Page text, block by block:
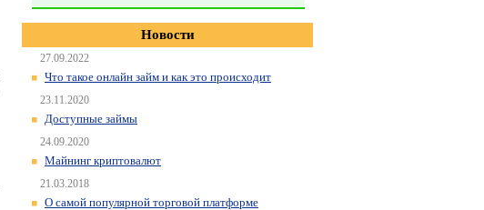
Новости
27.09.2022
Что такое онлайн займ и как это происходит
23.11.2020
Доступные займы
24.09.2020
Майнинг криптовалют
21.03.2018
О самой популярной торговой платформе